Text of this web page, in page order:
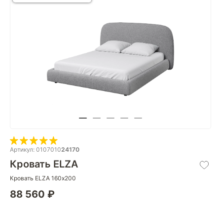
Артикул: 010701024170
Кровать ELZA
Кровать ELZA 160х200
88 560 ₽